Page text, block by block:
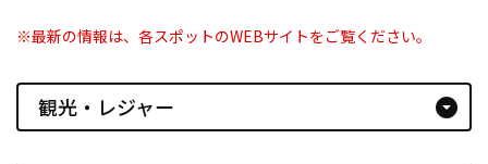
※最新の情報は、各スポットのWEBサイトをご覧ください。
観光・レジャー arrow_drop_down_circle